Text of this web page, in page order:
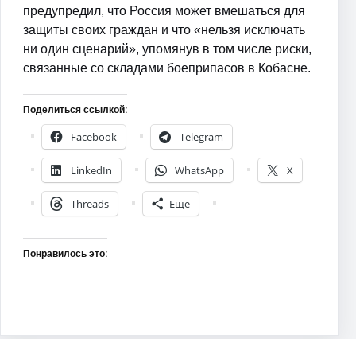
предупредил, что Россия может вмешаться для
защиты своих граждан и что «нельзя исключать
ни один сценарий», упомянув в том числе риски,
связанные со складами боеприпасов в Кобасне.
Поделиться ссылкой:
Facebook
Telegram
LinkedIn WhatsApp X
Threads Ещё
Понравилось это: